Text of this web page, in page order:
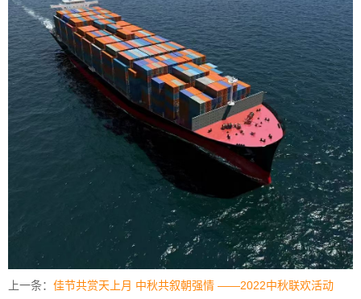
上一条： 佳节共赏天上月 中秋共叙朝强情 ——2022中秋联欢活动